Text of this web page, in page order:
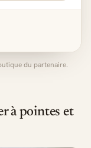
à pointes et
du partenaire.